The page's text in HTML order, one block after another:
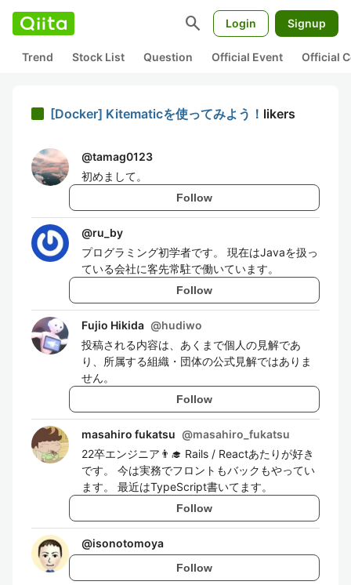
search Login Signup
Trend Stock List Question Official Event Official
[Docker] Kitematicを使ってみよう！ likers
@tamag0123
初めまして。
Follow
@ru_by
プログラミング初学者です。 現在はJavaを扱っ
ている会社に客先常駐で働いています。
Follow
Fujio Hikida @hudiwo
投稿される内容は、あくまで個人の見解であ
り、所属する組織・団体の公式見解ではありま
せん。
Follow
masahiro fukatsu @masahiro_fukatsu
22卒エンジニア👨‍🎓 Rails / Reactあたりが好き
です。 今は実務でフロントもバックもやってい
ます。 最近はTypeScript書いてます。
Follow
@isonotomoya
Follow